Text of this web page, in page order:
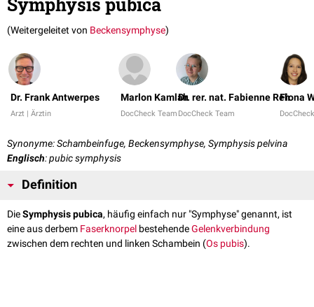
(Weitergeleitet von Beckensymphyse)
Dr. Frank Antwerpes
Arzt | Ärztin
Marlon Kamlah
DocCheck Team
Dr. rer. nat. Fabienne Reh
DocCheck Team
Fiona
Synonyme: Schambeinfuge, Beckensymphyse, Symphysis pelvina
Englisch: pubic symphysis
Definition
DieSymphysis pubica, häufig einfach nur "Symphyse" genannt, ist
eine aus derbem Faserknorpel bestehendeGelenkverbindung
zwischen dem rechten und linken Schambein (Os pubis).